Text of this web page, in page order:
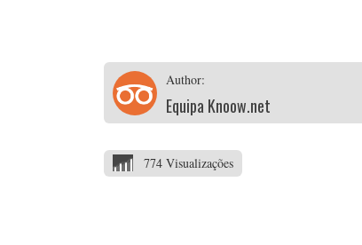
Author:
Equipa Knoow.net
774 Visualizações